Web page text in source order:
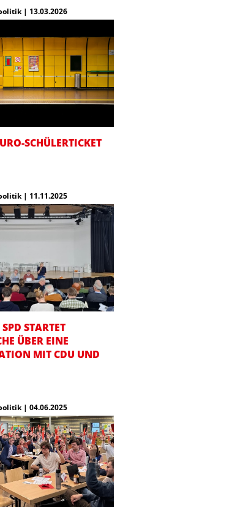
| 13.03.2026
SCHÜLERTICKET
| 11.11.2025
STARTET
ÜBER EINE
MIT CDU UND
| 04.06.2025